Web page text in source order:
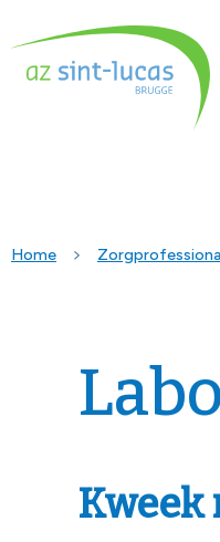
Home
Kweek